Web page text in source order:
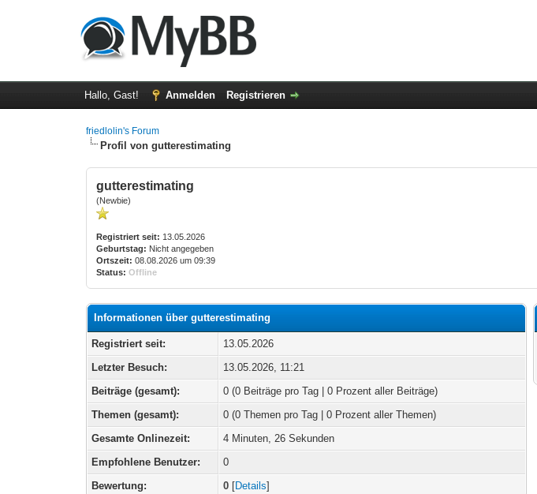
Hallo, Gast! Anmelden Registrieren
friedlolin's Forum
Profil von gutterestimating
gutterestimating
(Newbie)
Registriert seit: 13.05.2026
Geburtstag: Nicht angegeben
Ortszeit: 08.08.2026 um 09:39
Status: Offline
Informationen über gutterestimating
Registriert seit:
13.05.2026
Letzter Besuch:
13.05.2026, 11:21
Beiträge (gesamt):
0 (0 Beiträge pro Tag | 0 Prozent aller Beiträge)
Themen (gesamt):
0 (0 Themen pro Tag | 0 Prozent aller Themen)
Gesamte Onlinezeit:
4 Minuten, 26 Sekunden
Empfohlene Benutzer:
0
Bewertung:
0 [Details]